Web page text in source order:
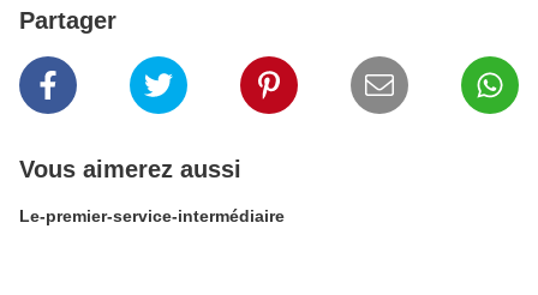
Partager
Vous aimerez aussi
Le-premier-service-intermédiaire